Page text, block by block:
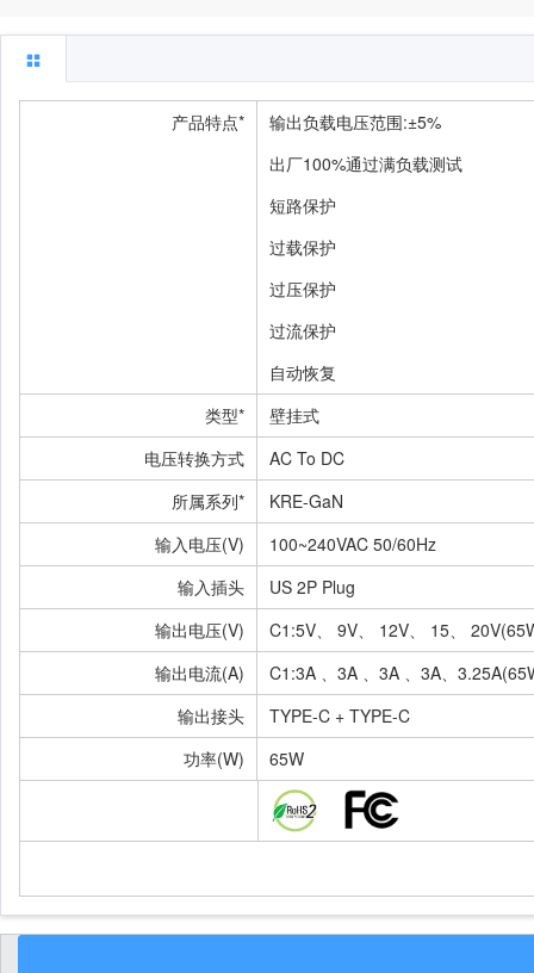
产品特点*
输出负载电压范围:±5%
出厂100%通过满负载测试
短路保护
过载保护
过压保护
过流保护
自动恢复
类型*
壁挂式
电压转换方式
AC To DC
所属系列*
KRE-GaN
输入电压(V)
100~240VAC 50/60Hz
输入插头
US 2P Plug
输出电压(V)
C1:5V、 9V、 12V、 15、
输出电流(A)
C1:3A 、3A 、3A 、3A、
输出接头
TYPE-C + TYPE-C
功率(W)
65W